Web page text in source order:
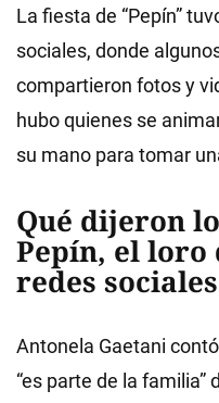
La fiesta de “Pepín”
sociales, donde
compartieron fotos y
hubo quienes se
su mano para tomar
Qué dijeron
Pepín, el loro
redes sociales
Antonela Gaetani
“es parte de la familia”